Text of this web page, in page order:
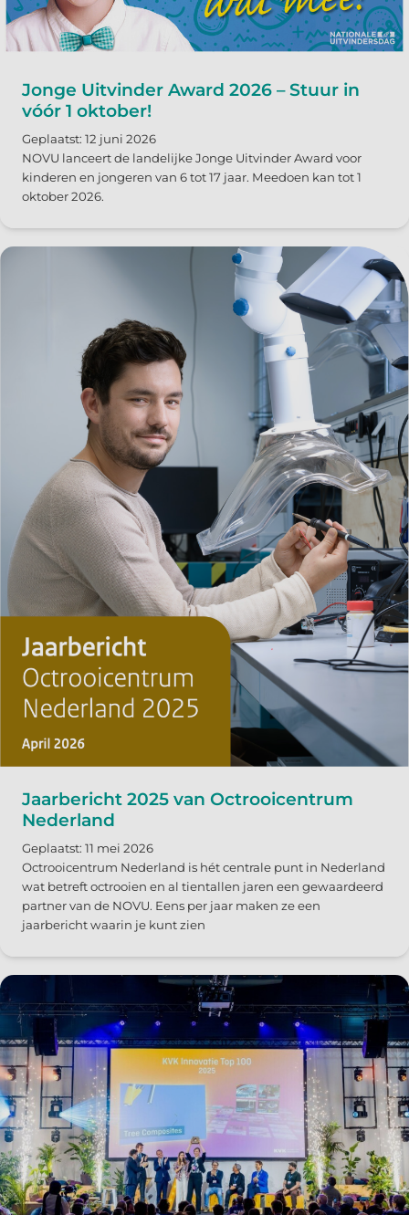
Jonge Uitvinder Award 2026 – Stuur in
vóór 1 oktober!
Geplaatst: 12 juni 2026
NOVU lanceert de landelijke Jonge Uitvinder Award voor
kinderen en jongeren van 6 tot 17 jaar. Meedoen kan tot 1
oktober 2026.
Jaarbericht 2025 van Octrooicentrum
Nederland
Geplaatst: 11 mei 2026
Octrooicentrum Nederland is hét centrale punt in Nederland
wat betreft octrooien en al tientallen jaren een gewaardeerd
partner van de NOVU. Eens per jaar maken ze een
jaarbericht waarin je kunt zien